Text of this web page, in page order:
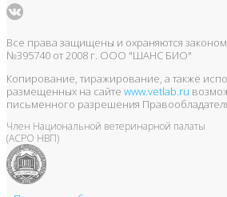
Все права защищены и охраняются
№395740 от 2008 г. ООО "ШАНС БИО"
Копирование, тиражирование, а также
размещенных на сайте www.vetlab.ru
письменного разрешения
Член Национальной ветеринарной палаты
(АСРО НВП)